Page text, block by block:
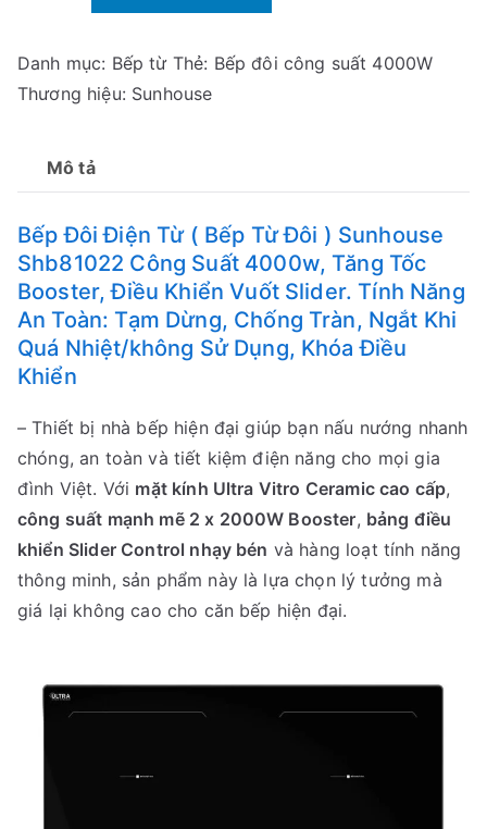
Từ
SUNHOUSE
4000W
số
lượng
Danh mục: Bếp từ Thẻ: Bếp đôi công suất 4000W
Thương hiệu: Sunhouse
Mô tả
Bếp Đôi Điện Từ ( Bếp Từ Đôi ) Sunhouse
Shb81022 Công Suất 4000w, Tăng Tốc
Booster, Điều Khiển Vuốt Slider. Tính Năng
An Toàn: Tạm Dừng, Chống Tràn, Ngắt Khi
Quá Nhiệt/không Sử Dụng, Khóa Điều
Khiển
– Thiết bị nhà bếp hiện đại giúp bạn nấu nướng nhanh
chóng, an toàn và tiết kiệm điện năng cho mọi gia
đình Việt. Với mặt kính Ultra Vitro Ceramic cao cấp,
công suất mạnh mẽ 2 x 2000W Booster, bảng điều
khiển Slider Control nhạy bén và hàng loạt tính năng
thông minh, sản phẩm này là lựa chọn lý tưởng mà
giá lại không cao cho căn bếp hiện đại.